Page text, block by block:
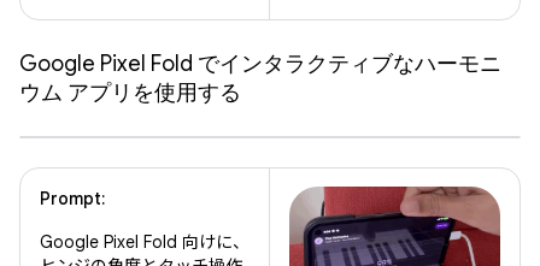
Google Pixel Fold でインタラクティブなハーモニ
ウム アプリを使用する
Prompt:
Google Pixel Fold 向けに、